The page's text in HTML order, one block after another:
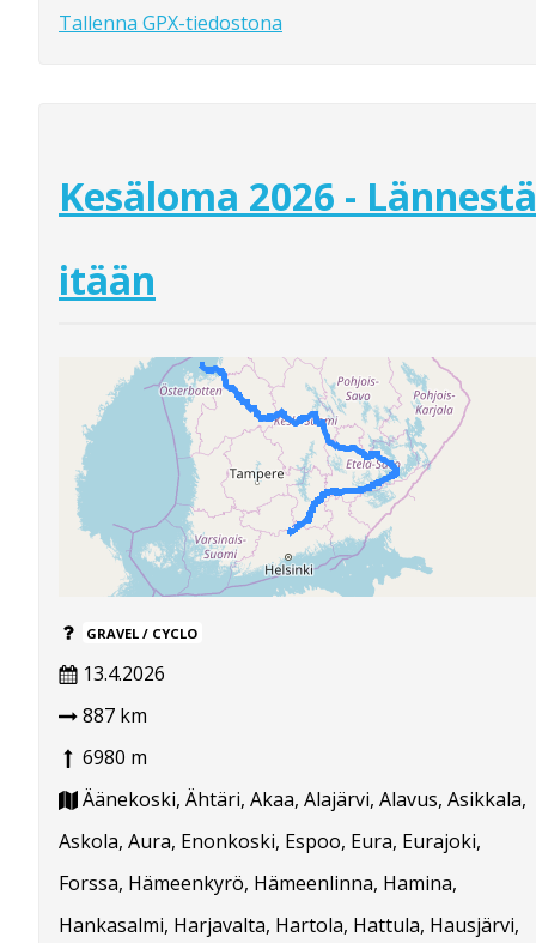
Tallenna GPX-tiedostona
Kesäloma 2026 - Lännestä
itään
GRAVEL / CYCLO
13.4.2026
887 km
6980 m
Äänekoski, Ähtäri, Akaa, Alajärvi, Alavus, Asikkala,
Askola, Aura, Enonkoski, Espoo, Eura, Eurajoki,
Forssa, Hämeenkyrö, Hämeenlinna, Hamina,
Hankasalmi, Harjavalta, Hartola, Hattula, Hausjärvi,